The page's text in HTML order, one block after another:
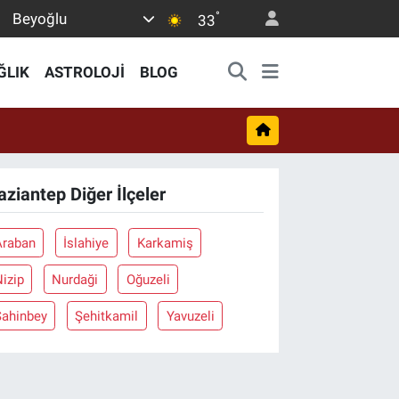
Beyoğlu 33°
ASTROLOJİ BLOG
Diğer İlçeler
İslahiye Karkamiş
Nurdaği Oğuzeli
Şehitkamil Yavuzeli